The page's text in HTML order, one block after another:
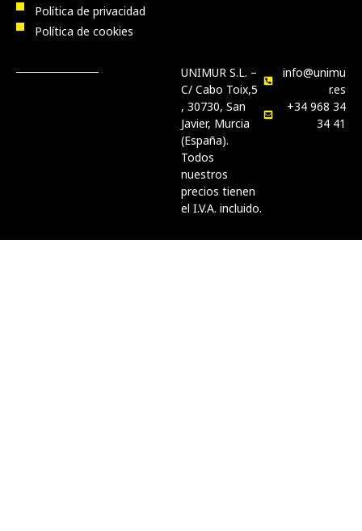
Política de privacidad
Política de cookies
UNIMUR S.L. –
C/ Cabo Toix,5
, 30730, San
Javier, Murcia
(España).
Todos
nuestros
precios tienen
el I.V.A. incluido.
info@unimu
r.es
+34 968 34
34 41